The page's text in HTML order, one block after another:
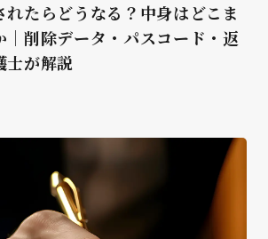
れたらどうなる？中身はどこま
｜削除データ・パスコード・返
士が解説